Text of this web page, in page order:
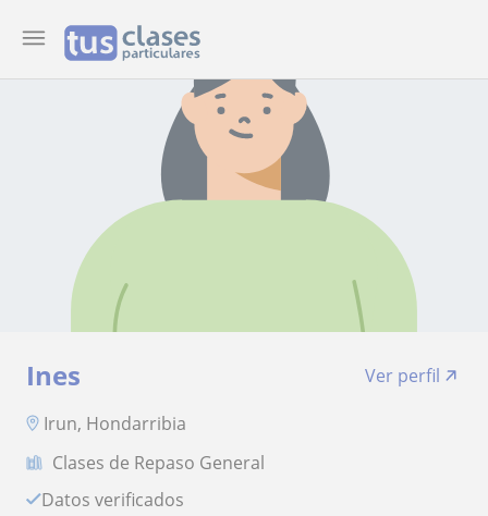
Ines
Ver perfil
Irun, Hondarribia
Clases de Repaso General
Datos verificados